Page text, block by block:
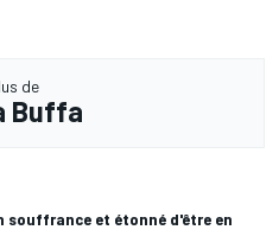
de
Buffa
souffrance et étonné d'être en